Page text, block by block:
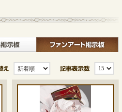
クラブ募集掲示板
並び替え 記事表示数